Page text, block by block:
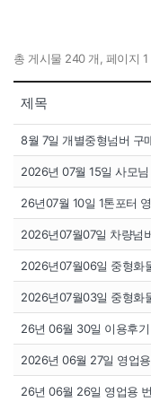
총 게시물 240 개, 페이지 1
제목
8월 7일 개별중형넘버 구
2026년 07월 15일 사모님
26년07월 10일 1톤포터
2026년07월07일 차량넘
2026년07월06일 중형화
2026년07월03일 중형화
26년 06월 30일 이용후
2026년 06월 27일 영업
26년 06월 26일 영업용